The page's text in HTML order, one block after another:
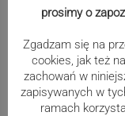
prosimy o
Zgadzam się na
cookies, jak też
zachowań w
zapisywanych w
ramach